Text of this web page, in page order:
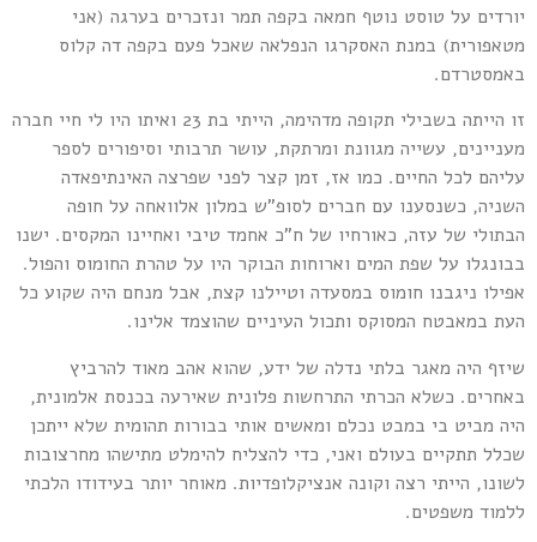
על טוסט נוטף חמאה בקפה תמר ונזכרים בערגה (אני
במנת האסקרגו הנפלאה שאכל פעם בקפה דה קלוס
זו הייתה בשבילי תקופה מדהימה, הייתי בת 23 ואיתו היו לי חיי חברה
עשייה מגוונת ומרתקת, עושר תרבותי וסיפורים לספר
לכל החיים. כמו אז, זמן קצר לפני שפרצה האינתיפאדה
כשנסענו עם חברים לסופ"ש במלון אלוואחה על חופה
של עזה, כאורחיו של ח"כ אחמד טיבי ואחיינו המקסים. ישנו
על שפת המים וארוחות הבוקר היו על טהרת החומוס והפול.
ניגבנו חומוס במסעדה וטיילנו קצת, אבל מנחם היה שקוע כל
במאבטח המסוקס ותכול העיניים שהוצמד אלינו.
היה מאגר בלתי נדלה של ידע, שהוא אהב מאוד להרביץ
כשלא הכרתי התרחשות פלונית שאירעה בכנסת אלמונית,
מביט בי במבט נכלם ומאשים אותי בבורות תהומית שלא ייתכן
תתקיים בעולם ואני, כדי להצליח להימלט מתישהו מחרצובות
הייתי רצה וקונה אנציקלופדיות. מאוחר יותר בעידודו הלכתי
משפטים.